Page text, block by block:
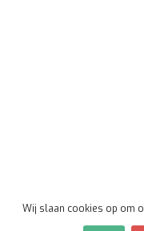
Wij slaan cookies op om